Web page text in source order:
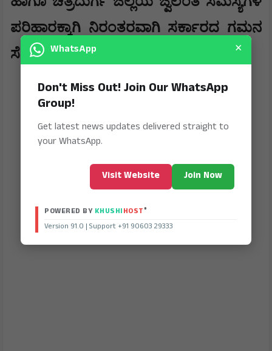
ಪರಿಹಾರಕ್ಕಾಗಿ ನಿರಂತರವಾಗಿ ಸರ್ಕಾರದ ಗಮನ
ಸೆಳೆಯುತ್ತಾ ಬಂದಿದ್ದಾರೆ.
WhatsApp ×
Don't Miss Out! Join Our WhatsApp
Group!
Get latest news updates delivered straight to
your WhatsApp.
Visit Website Join Now
POWERED BY KHUSHIHOST®
Version 91.0 | Support +91 90603 29333